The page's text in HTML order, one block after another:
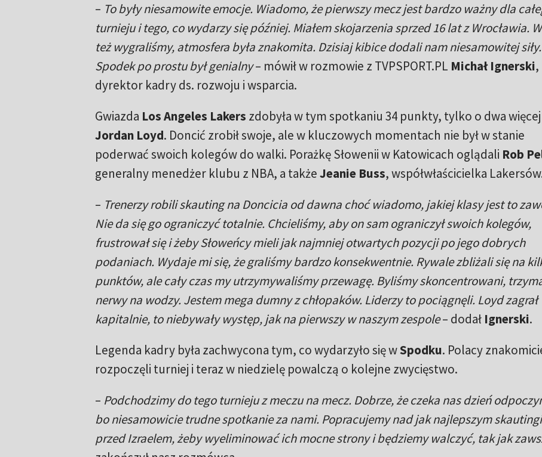
– To były niesamowite emocje. Wiadomo, że pierwszy mecz jest bardzo ważny dla
turnieju i tego, co wydarzy się później. Miałem skojarzenia sprzed 16 lat z Wrocławia.
też wygraliśmy, atmosfera była znakomita. Dzisiaj kibice dodali nam niesamowitej siły.
Spodek po prostu był genialny– mówił w rozmowie z TVPSPORT.PL Michał Ignerski,
dyrektor kadry ds. rozwoju i wsparcia.
Gwiazda Los Angeles Lakers zdobyła w tym spotkaniu 34 punkty, tylko o dwa
Jordan Loyd. Doncić zrobił swoje, ale w kluczowych momentach nie był w stanie
poderwać swoich kolegów do walki. Porażkę Słowenii w Katowicach oglądali Rob
generalny menedżer klubu z NBA, a takżeJeanie Buss, współwłaścicielka
– Trenerzy robili skauting na Doncicia od dawna choć wiadomo, jakiej klasy jest to
Nie da się go ograniczyć totalnie. Chcieliśmy, aby on sam ograniczył swoich kolegów,
frustrował się i żeby Słoweńcy mieli jak najmniej otwartych pozycji po jego dobrych
podaniach. Wydaje mi się, że graliśmy bardzo konsekwentnie. Rywale zbliżali się na
punktów, ale cały czas my utrzymywaliśmy przewagę. Byliśmy skoncentrowani,
nerwy na wodzy. Jestem mega dumny z chłopaków. Liderzy to pociągnęli. Loyd zagrał
kapitalnie, to niebywały występ, jak na pierwszy w naszym zespole– dodał Ignerski.
Legenda kadry była zachwycona tym, co wydarzyło się wSpodku. Polacy
rozpoczęli turniej i teraz w niedzielę powalczą o kolejne zwycięstwo.
– Podchodzimy do tego turnieju z meczu na mecz. Dobrze, że czeka nas dzień
bo niesamowicie trudne spotkanie za nami. Popracujemy nad jak najlepszym
przed Izraelem, żeby wyeliminować ich mocne strony i będziemy walczyć, tak jak